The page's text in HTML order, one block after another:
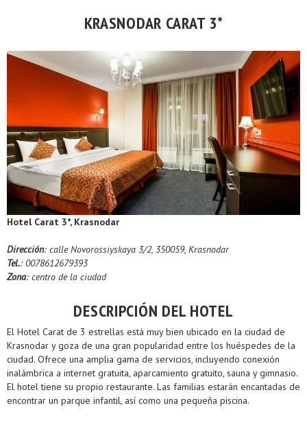
KRASNODAR CARAT 3*
Hotel Carat 3*, Krasnodar
Dirección: сalle Novorossiyskaya 3/2, 350059, Krasnodar
Tel.: 0078612679393
Zona: centro de la ciudad
DESCRIPCIÓN DEL HOTEL
El Hotel Carat de 3 estrellas está muy bien ubicado en la ciudad de
Krasnodar y goza de una gran popularidad entre los huéspedes de la
ciudad. Ofrece una amplia gama de servicios, incluyendo conexión
inalámbrica a internet gratuita, aparcamiento gratuito, sauna y gimnasio.
El hotel tiene su propio restaurante. Las familias estarán encantadas de
encontrar un parque infantil, así como una pequeña piscina.